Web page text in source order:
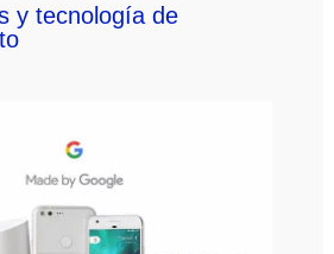
y tecnología de